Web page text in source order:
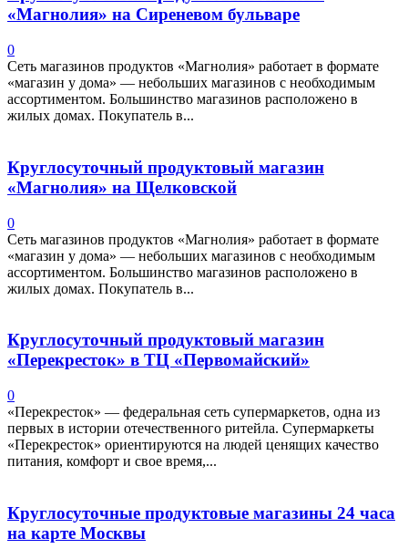
«Магнолия» на Сиреневом бульваре
0
Сеть магазинов продуктов «Магнолия» работает в формате
«магазин у дома» — небольших магазинов с необходимым
ассортиментом. Большинство магазинов расположено в
жилых домах. Покупатель в...
Круглосуточный продуктовый магазин
«Магнолия» на Щелковской
0
Сеть магазинов продуктов «Магнолия» работает в формате
«магазин у дома» — небольших магазинов с необходимым
ассортиментом. Большинство магазинов расположено в
жилых домах. Покупатель в...
Круглосуточный продуктовый магазин
«Перекресток» в ТЦ «Первомайский»
0
«Перекресток» — федеральная сеть супермаркетов, одна из
первых в истории отечественного ритейла. Супермаркеты
«Перекресток» ориентируются на людей ценящих качество
питания, комфорт и свое время,...
Круглосуточные продуктовые магазины 24 часа
на карте Москвы